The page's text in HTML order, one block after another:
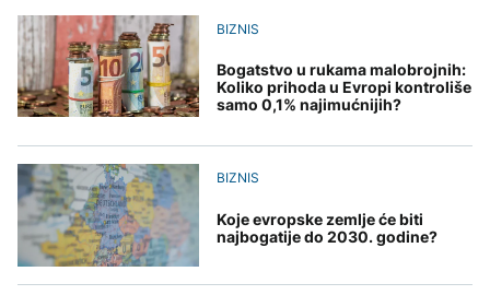
Brijega na racionalnu
Zbog suše i smanjenih
zaliha vode upućen apel
građanima Širokog
Grgurević traži
solarnoj elektrani u
blizini Manastira Ostrog
mjere zbog približavanja
tajfuna Delfin
U Belgiji otkrivena
zaplijenjeni milioni
cigareta i tone duhana
ZDRAVLJE
prijeti širenje u Evropi?
KULTURA
Sarajevo Fest početkom
BIZNIS
Bogatstvo u rukama malobrojnih:
Koliko prihoda u Evropi kontroliše
samo 0,1% najimućnijih?
BIZNIS
Koje evropske zemlje će biti
najbogatije do 2030. godine?